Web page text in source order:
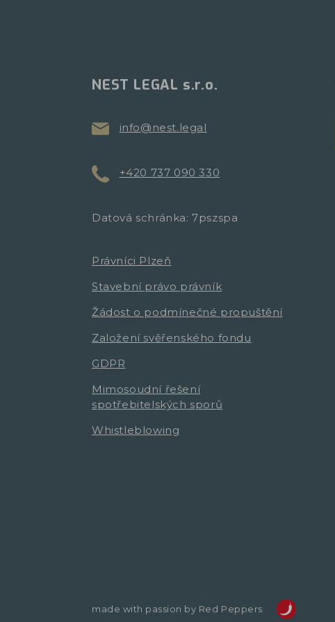
NEST LEGAL s.r.o.
info@nest.legal
+420 737 090 330
Datová schránka: 7pszspa
Právníci Plzeň
Stavební právo právník
Žádost o podmínečné propuštění
Založení svěřenského fondu
GDPR
Mimosoudní řešení
spotřebitelských sporů
Whistleblowing
made with passion by Red Peppers